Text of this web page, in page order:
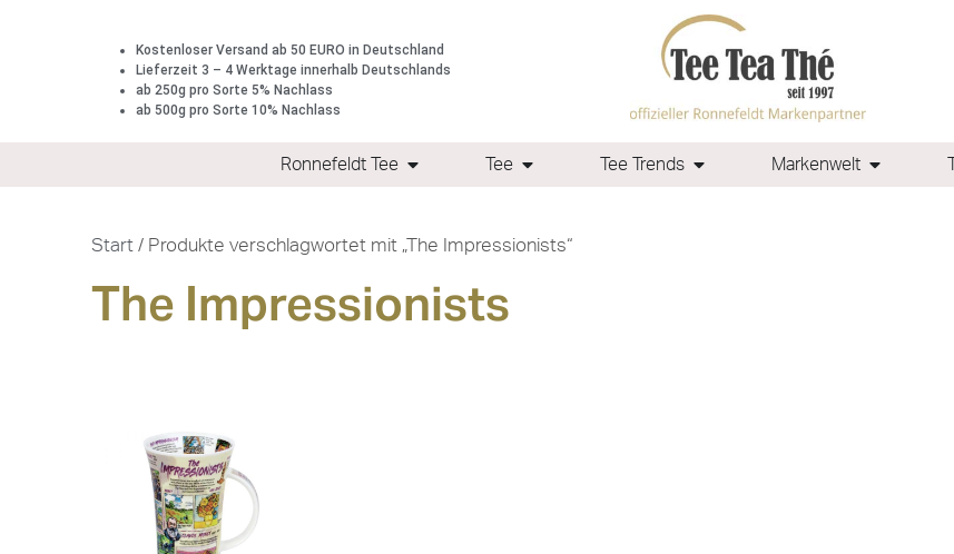
Kostenloser Versand ab 50 EURO in Deutschland
Lieferzeit 3 – 4 Werktage innerhalb Deutschlands
ab 250g pro Sorte 5% Nachlass
ab 500g pro Sorte 10% Nachlass
Ronnefeldt Tee Tee Tee Trends Markenwelt
Start / Produkte verschlagwortet mit „The Impressionists“
The Impressionists